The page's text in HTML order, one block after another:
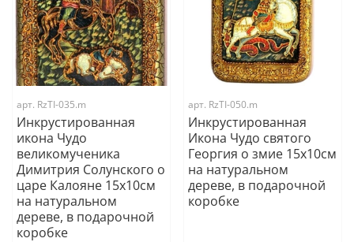
арт. RzTI-035.m
Инкрустированная
икона Чудо
великомученика
Димитрия Солунского о
царе Калояне 15х10см
на натуральном
дереве, в подарочной
коробке
арт. RzTI-050.m
Инкрустированная
Икона Чудо святого
Георгия о змие 15х10см
на натуральном
дереве, в подарочной
коробке